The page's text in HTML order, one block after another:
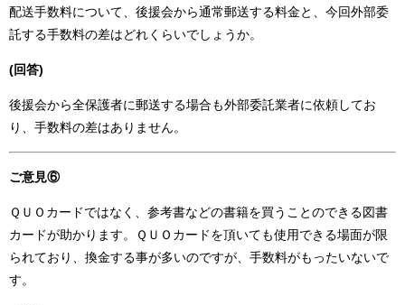
配送手数料について、後援会から通常郵送する料金と、今回外部委
託する手数料の差はどれくらいでしょうか。
(回答)
後援会から全保護者に郵送する場合も外部委託業者に依頼してお
り、手数料の差はありません。
ご意見⑥
ＱＵＯカードではなく、参考書などの書籍を買うことのできる図書
カードが助かります。ＱＵＯカードを頂いても使用できる場面が限
られており、換金する事が多いのですが、手数料がもったいないで
す。